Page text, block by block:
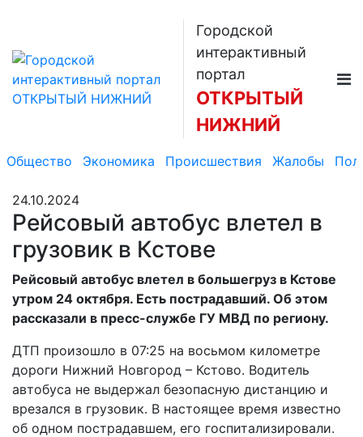
Городской
интерактивный
портал
ОТКРЫТЫЙ
НИЖНИЙ
Общество Экономика Происшествия Жалобы
24.10.2024
Рейсовый автобус влетел в
грузовик в Кстове
Рейсовый автобус влетел в большегруз в Кстове
утром 24 октября. Есть пострадавший. Об этом
рассказали в пресс-службе ГУ МВД по региону.
ДТП произошло в 07:25 на восьмом километре
дороги Нижний Новгород – Кстово. Водитель
автобуса не выдержал безопасную дистанцию и
врезался в грузовик. В настоящее время известно
об одном пострадавшем, его госпитализировали.